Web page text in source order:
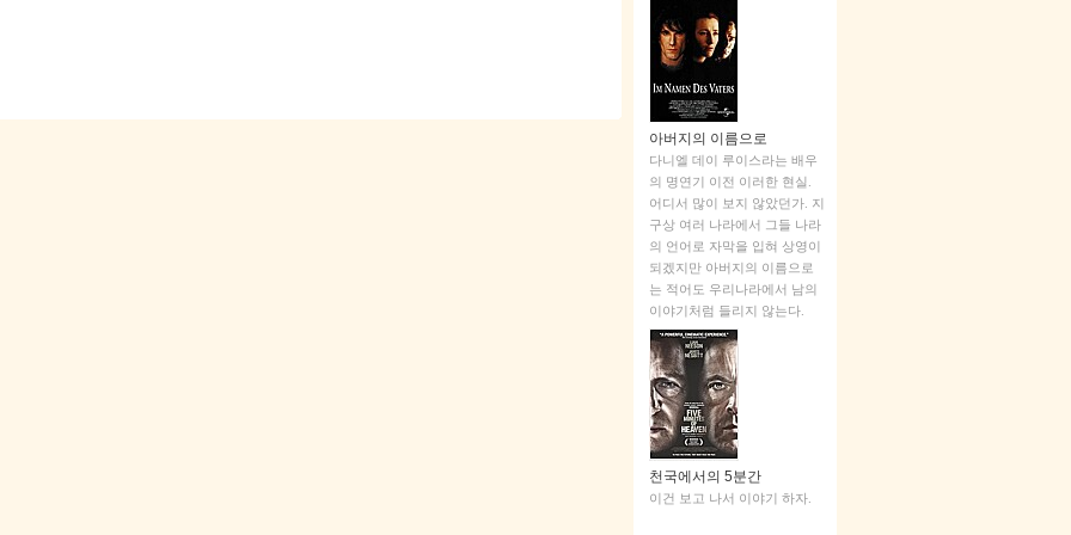
아버지의 이름으로
다니엘 데이 루이스라는 배우
의 명연기 이전 이러한 현실.
어디서 많이 보지 않았던가. 지
구상 여러 나라에서 그들 나라
의 언어로 자막을 입혀 상영이
되겠지만 아버지의 이름으로
는 적어도 우리나라에서 남의
이야기처럼 들리지 않는다.
천국에서의 5분간
이건 보고 나서 이야기 하자.